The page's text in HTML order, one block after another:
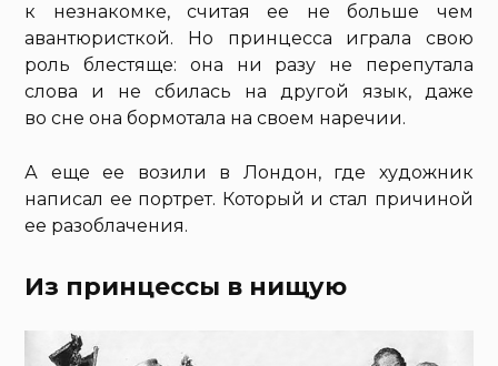
к незнакомке, считая ее не больше чем
авантюристкой. Но принцесса играла свою
роль блестяще: она ни разу не перепутала
слова и не сбилась на другой язык, даже
во сне она бормотала на своем наречии.
А еще ее возили в Лондон, где художник
написал ее портрет. Который и стал причиной
ее разоблачения.
Из принцессы в нищую